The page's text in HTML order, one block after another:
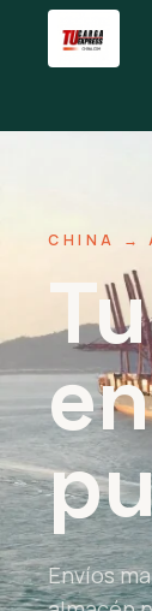
CHINA →
Envíos